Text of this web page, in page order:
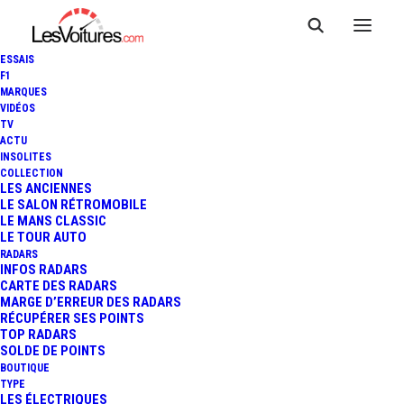
ESSAIS
F1
MARQUES
VIDÉOS
TV
ACTU
INSOLITES
COLLECTION
LES ANCIENNES
LE SALON RÉTROMOBILE
LE MANS CLASSIC
LE TOUR AUTO
RADARS
INFOS RADARS
CARTE DES RADARS
MARGE D’ERREUR DES RADARS
RÉCUPÉRER SES POINTS
TOP RADARS
SOLDE DE POINTS
BOUTIQUE
TYPE
LES ÉLECTRIQUES
20 avril 2025
GPA : LA